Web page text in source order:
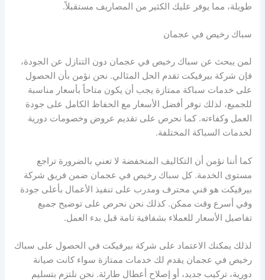
طويلة، مما يوفر عليك الكثير من المصاريف مستقبلاً.
سباك رخيص في عجمان
لمن يبحث عن سباك رخيص في عجمان دون التنازل عن الجودة،
فإن شركة بيرفيكت تقدم الحل المثالي. نحن نؤمن بأن الحصول
على خدمات سباكة ممتازة يجب أن يكون متاحاً بأسعار مناسبة
للجميع، لذلك نوفر أفضل الأسعار مع الحفاظ الكامل على جودة
العمل وكفاءته. كما نحرص على تقديم عروض وخصومات دورية
لخدمات السباكة المختلفة.
كما أننا نؤمن أن التكاليف المنخفضة لا تعني بالضرورة تراجع
مستوى الخدمة. كل سباك رخيص في عجمان ضمن فريق شركة
بيرفيكت هو فني محترف ومدرب على تنفيذ الأعمال بأعلى جودة
وفي أسرع وقت ممكن. كذلك نحن نحرص على توضيح جميع
تفاصيل الأسعار للعملاء بشفافية تامة قبل بدء العمل.
لذلك يمكنك الاعتماد على شركة بيرفيكت في الحصول على سباك
رخيص في عجمان يقدم لك خدمات ممتازة سواء كانت صيانة
دورية، تركيب جديد، أو إصلاح أعطال طارئة. نحن نلتزم بتسليم